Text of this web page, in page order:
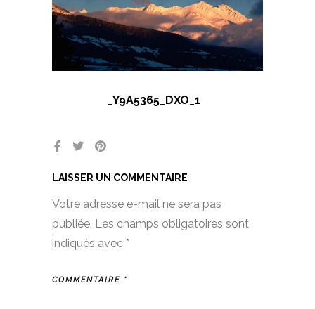
_Y9A5365_DXO_1
LAISSER UN COMMENTAIRE
Votre adresse e-mail ne sera pas
publiée. Les champs obligatoires sont
indiqués avec *
COMMENTAIRE *